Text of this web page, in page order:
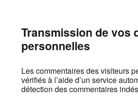
Transmission de vos
personnelles
Les commentaires des visiteurs
vérifiés à l’aide d’un service
détection des commentaires